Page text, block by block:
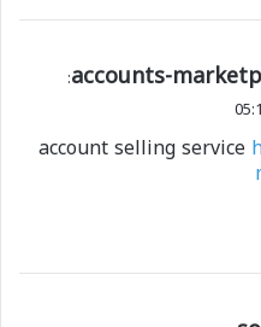
accounts-
:
account selling service